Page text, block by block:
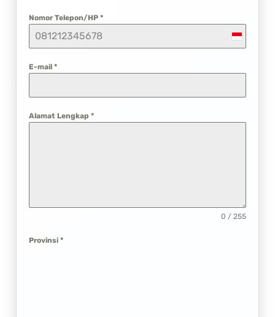
Nomor Telepon/HP *
E-mail *
Alamat Lengkap *
0 / 255
Provinsi *